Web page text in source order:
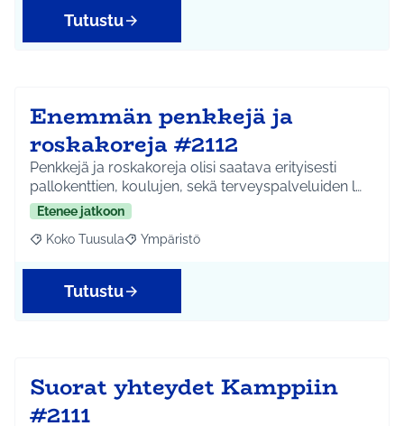
Tutustu
Enemmän penkkejä ja
roskakoreja #2112
Penkkejä ja roskakoreja olisi saatava erityisesti
pallokenttien, koulujen, sekä terveyspalveluiden l…
Etenee jatkoon
Rajaa tulokset aihepiirin mukaan: Koko Tuusula
Koko Tuusula Rajaa tulokset teeman mukaan: Ympäristö
Ympäristö
Tutustu
Suorat yhteydet Kamppiin
#2111